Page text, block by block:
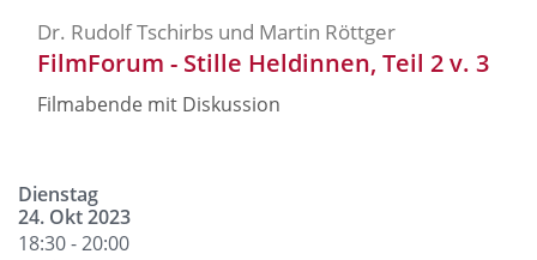
Dr. Rudolf Tschirbs und Martin Röttger
FilmForum - Stille Heldinnen, Teil 2 v. 3
Filmabende mit Diskussion
Dienstag
24. Okt 2023
18:30 - 20:00